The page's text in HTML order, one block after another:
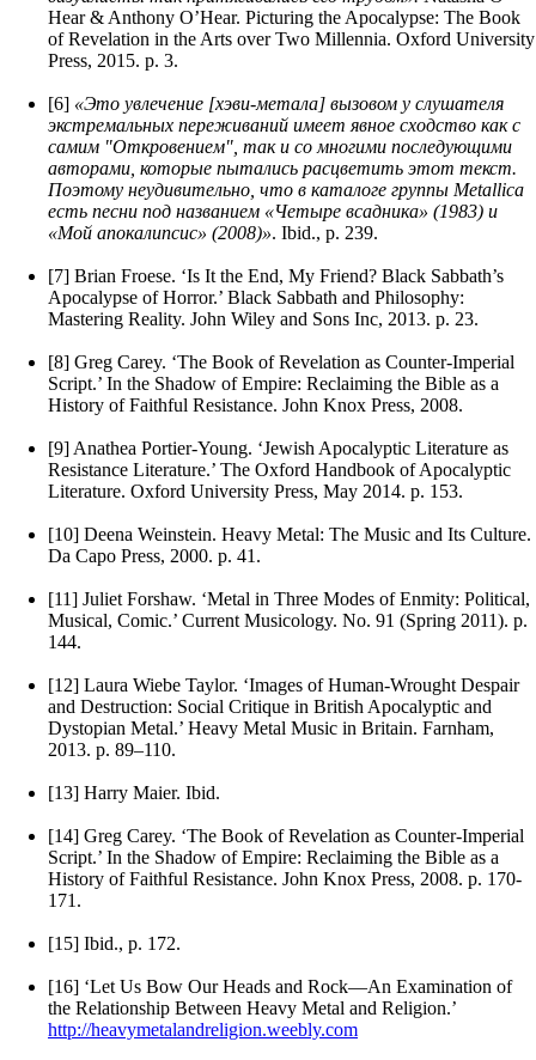
Hear & Anthony O’Hear. Picturing the Apocalypse: The Book
of Revelation in the Arts over Two Millennia. Oxford University
Press, 2015. p. 3.
[6] «Это увлечение [хэви-метала] вызовом у слушателя
экстремальных переживаний имеет явное сходство как с
самим "Откровением", так и со многими последующими
авторами, которые пытались расцветить этот текст.
Поэтому неудивительно, что в каталоге группы Metallica
есть песни под названием «Четыре всадника» (1983) и
«Мой апокалипсис» (2008)». Ibid., p. 239.
[7] Brian Froese. ‘Is It the End, My Friend? Black Sabbath’s
Apocalypse of Horror.’ Black Sabbath and Philosophy:
Mastering Reality. John Wiley and Sons Inc, 2013. p. 23.
[8] Greg Carey. ‘The Book of Revelation as Counter-Imperial
Script.’ In the Shadow of Empire: Reclaiming the Bible as a
History of Faithful Resistance. John Knox Press, 2008.
[9] Anathea Portier-Young. ‘Jewish Apocalyptic Literature as
Resistance Literature.’ The Oxford Handbook of Apocalyptic
Literature. Oxford University Press, May 2014. p. 153.
[10] Deena Weinstein. Heavy Metal: The Music and Its Culture.
Da Capo Press, 2000. p. 41.
[11] Juliet Forshaw. ‘Metal in Three Modes of Enmity: Political,
Musical, Comic.’ Current Musicology. No. 91 (Spring 2011). p.
144.
[12] Laura Wiebe Taylor. ‘Images of Human-Wrought Despair
and Destruction: Social Critique in British Apocalyptic and
Dystopian Metal.’ Heavy Metal Music in Britain. Farnham,
2013. p. 89–110.
[13] Harry Maier. Ibid.
[14] Greg Carey. ‘The Book of Revelation as Counter-Imperial
Script.’ In the Shadow of Empire: Reclaiming the Bible as a
History of Faithful Resistance. John Knox Press, 2008. p. 170-
171.
[15] Ibid., p. 172.
[16] ‘Let Us Bow Our Heads and Rock—An Examination of
the Relationship Between Heavy Metal and Religion.’
http://heavymetalandreligion.weebly.com